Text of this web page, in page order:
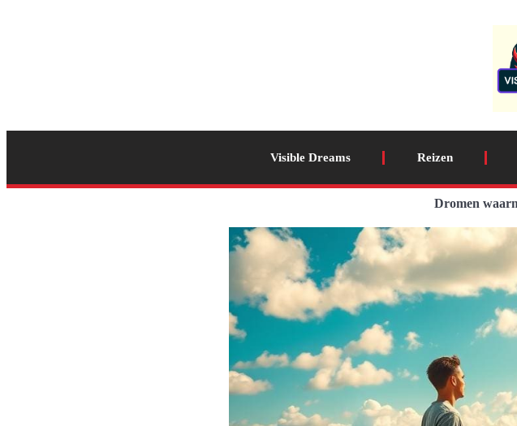
Visible Dreams Reizen
Dromen